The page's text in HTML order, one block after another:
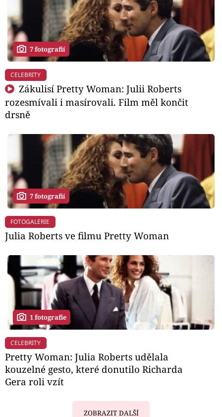
7 fotografií
CELEBRITY
Zákulisí Pretty Woman: Julii Roberts
rozesmívali i masírovali. Film měl končit
drsně
7 fotografií
FOTOGALERIE
Julia Roberts ve filmu Pretty Woman
1 fotografie
CELEBRITY
Pretty Woman: Julia Roberts udělala
kouzelné gesto, které donutilo Richarda
Gera roli vzít
ZOBRAZIT DALŠÍ